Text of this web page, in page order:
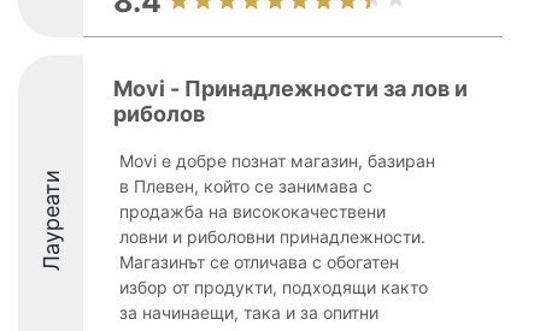
Лауреати
Movi - Принадлежности за лов и
риболов
Movi е добре познат магазин, базиран
в Плевен, който се занимава с
продажба на висококачествени
ловни и риболовни принадлежности.
Магазинът се отличава с обогатен
избор от продукти, подходящи както
за начинаещи, така и за опитни